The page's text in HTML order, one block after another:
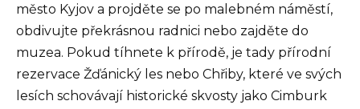
město Kyjov a projděte se po malebném náměstí,
obdivujte překrásnou radnici nebo zajděte do
muzea. Pokud tíhnete k přírodě, je tady přírodní
rezervace Žďánický les nebo Chřiby, které ve svých
lesích schovávají historické skvosty jako Cimburk